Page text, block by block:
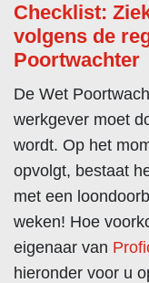
Checklist:
volgens de
Poortwachter
De Wet
werkgever moet
wordt. Op het
opvolgt, bestaat
met een
weken! Hoe
eigenaar van
hieronder voor u